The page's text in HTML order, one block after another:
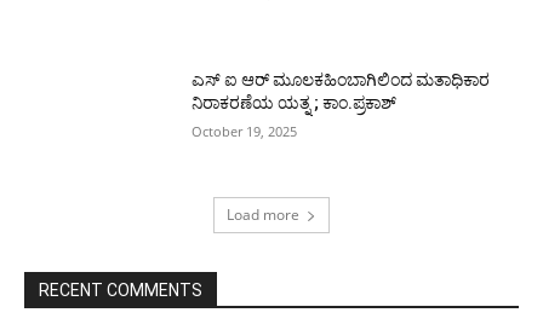
ಎಸ್ ಐ ಆರ್ ಮೂಲಕಹಿಂಬಾಗಿಲಿಂದ ಮತಾಧಿಕಾರ
ನಿರಾಕರಣೆಯ ಯತ್ನ ; ಕಾಂ.ಪ್ರಕಾಶ್
October 19, 2025
Load more
RECENT COMMENTS